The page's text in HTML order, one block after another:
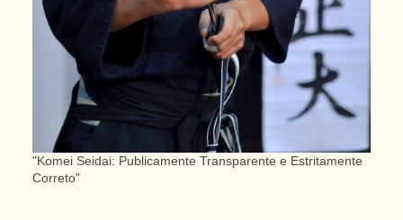
"Komei Seidai: Publicamente Transparente e Estritamente
Correto"